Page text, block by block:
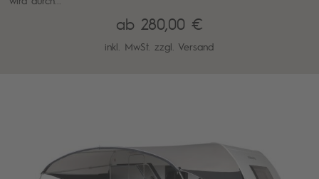
ab 280,00 €
inkl. MwSt. zzgl. Versand